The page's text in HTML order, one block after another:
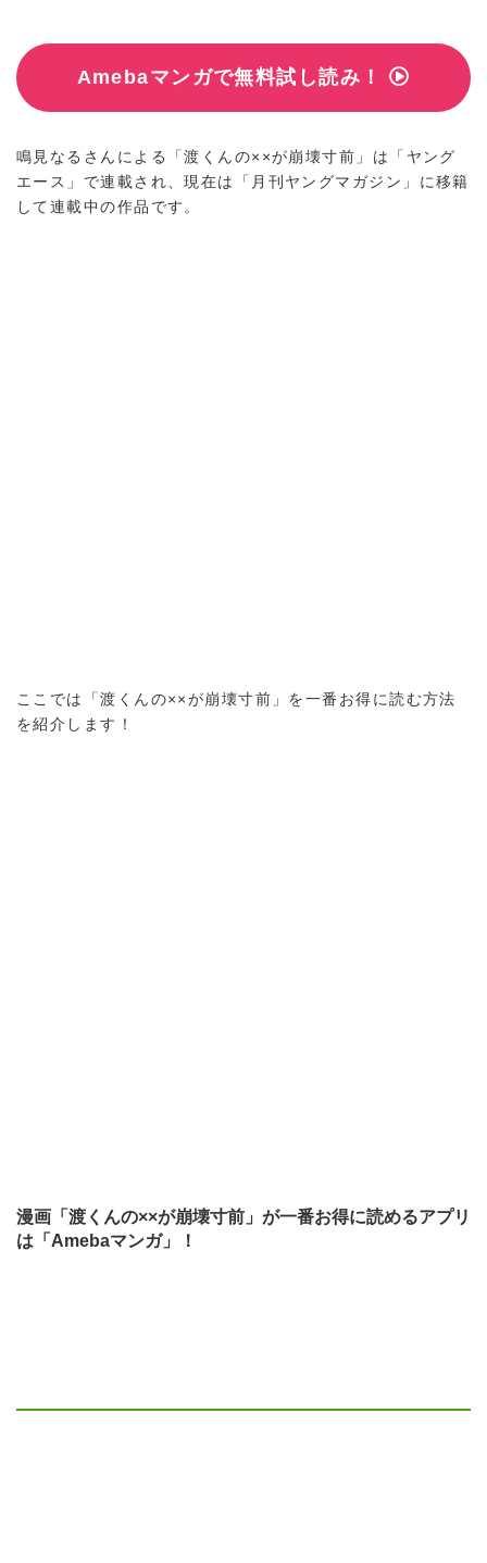
Amebaマンガで無料試し読み！
鳴見なるさんによる「渡くんの××が崩壊寸前」は「ヤング
エース」で連載され、現在は「月刊ヤングマガジン」に移籍
して連載中の作品です。
ここでは「渡くんの××が崩壊寸前」を一番お得に読む方法
を紹介します！
漫画「渡くんの××が崩壊寸前」が一番お得に読めるアプリ
は「Amebaマンガ」！